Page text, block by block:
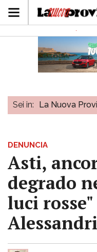
Sei in: La Nuova
DENUNCIA
Asti,
degrado
luci